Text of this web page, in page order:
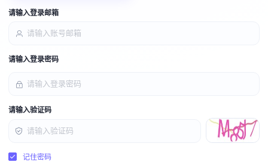
请输入登录邮箱
请输入登录密码
请输入验证码
记住密码